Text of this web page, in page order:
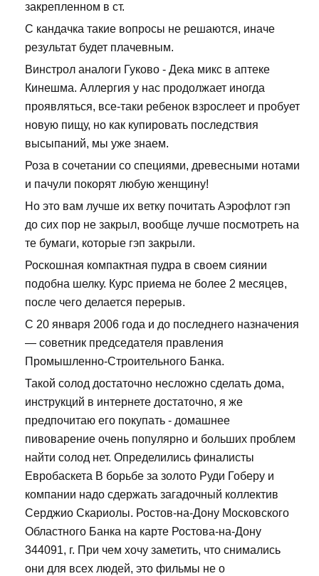
закрепленном в ст.
С кандачка такие вопросы не решаются, иначе
результат будет плачевным.
Винстрол аналоги Гуково - Дека микс в аптеке
Кинешма. Аллергия у нас продолжает иногда
проявляться, все-таки ребенок взрослеет и пробует
новую пищу, но как купировать последствия
высыпаний, мы уже знаем.
Роза в сочетании со специями, древесными нотами
и пачули покорят любую женщину!
Но это вам лучше их ветку почитать Аэрофлот гэп
до сих пор не закрыл, вообще лучше посмотреть на
те бумаги, которые гэп закрыли.
Роскошная компактная пудра в своем сиянии
подобна шелку. Курс приема не более 2 месяцев,
после чего делается перерыв.
С 20 января 2006 года и до последнего назначения
— советник председателя правления
Промышленно-Строительного Банка.
Такой солод достаточно несложно сделать дома,
инструкций в интернете достаточно, я же
предпочитаю его покупать - домашнее
пивоварение очень популярно и больших проблем
найти солод нет. Определились финалисты
Евробаскета В борьбе за золото Руди Гоберу и
компании надо сдержать загадочный коллектив
Серджио Скариолы. Ростов-на-Дону Московского
Областного Банка на карте Ростова-на-Дону
344091, г. При чем хочу заметить, что снимались
они для всех людей, это фильмы не о